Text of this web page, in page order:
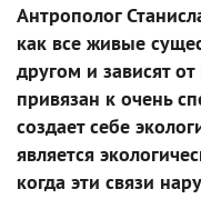
Антрополог
как все живые
другом и зависят
привязан к очень
создает себе
является
когда эти связи